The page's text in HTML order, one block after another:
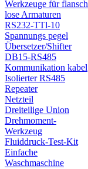
Werkzeuge für flansch
lose Armaturen
RS232-TTl-10
Spannungs pegel
Übersetzer/Shifter
DB15-RS485
Kommunikation kabel
Isolierter RS485
Repeater
Netzteil
Dreiteilige Union
Drehmoment-
Werkzeug
Fluiddruck-Test-Kit
Einfache
Waschmaschine